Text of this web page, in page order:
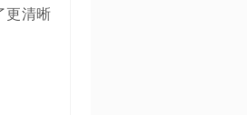
更清晰